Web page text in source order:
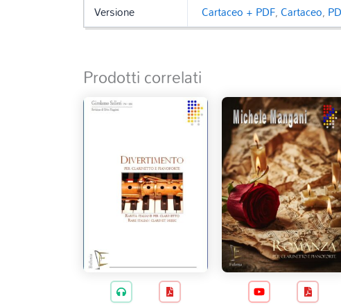
Versione
Cartaceo + PDF,Cartaceo,
Prodotti correlati